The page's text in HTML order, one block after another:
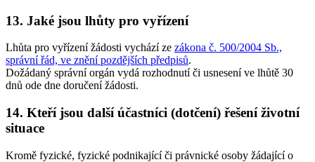
13. Jaké jsou lhůty pro vyřízení
Lhůta pro vyřízení žádosti vychází ze zákona č. 500/2004 Sb.,
správní řád, ve znění pozdějších předpisů.
Dožádaný správní orgán vydá rozhodnutí či usnesení ve lhůtě 30
dnů ode dne doručení žádosti.
14. Kteří jsou další účastníci (dotčení) řešení životní
situace
Kromě fyzické, fyzické podnikající či právnické osoby žádající o